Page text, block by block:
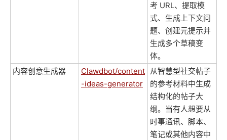
考 URL、提取模
式、生成上下文问
题、创建元提示并
生成多个草稿变
体。
内容创意生成器
Clawdbot/content
-ideas-generator
从智慧型社交帖子
的参考材料中生成
结构化的帖子大
纲。当有人想要从
时事通讯、脚本、
笔记或其他内容中